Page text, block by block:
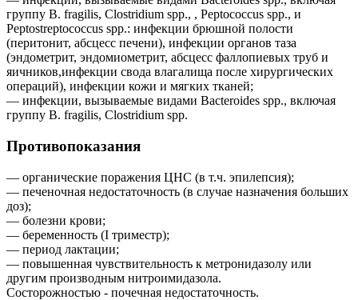
группу В. fragilis, Clostridium spp., , Peptococcus spp., и
Peptostreptococcus spp.: инфекции брюшной полости
(перитонит, абсцесс печени), инфекции органов таза
(эндометрит, эндомиометрит, абсцесс фаллопиевых труб и
яичников,инфекции свода влагалища после хирургических
операций), инфекции кожи и мягких тканей;
— инфекции, вызываемые видами Bacteroides spp., включая
группу В. fragilis, Clostridium spp.
Противопоказания
— органические поражения ЦНС (в т.ч. эпилепсия);
— печеночная недостаточность (в случае назначения больших
доз);
— болезни крови;
— беременность (I триместр);
— период лактации;
— повышенная чувствительность к метронидазолу или
другим производным нитроимидазола.
Состорожностью - почечная недостаточность.